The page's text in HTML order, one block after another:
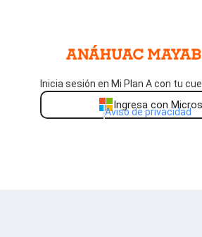
Inicia sesión en Mi Plan A con tu
Ingresa con
Aviso de privacidad